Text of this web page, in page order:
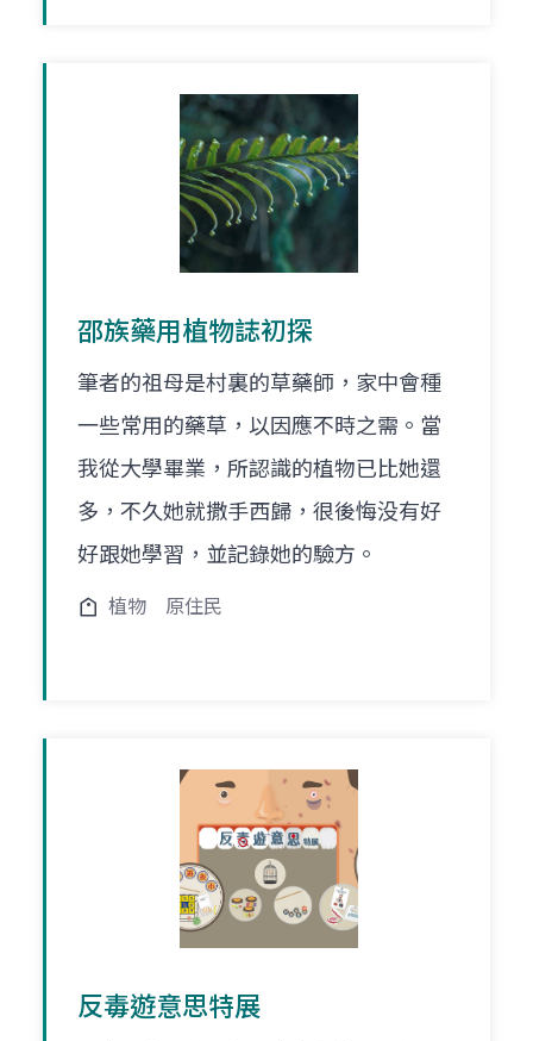
邵族藥用植物誌初探
筆者的祖母是村裏的草藥師，家中會種
一些常用的藥草，以因應不時之需。當
我從大學畢業，所認識的植物已比她還
多，不久她就撒手西歸，很後悔没有好
好跟她學習，並記錄她的驗方。
植物 原住民
反毒遊意思特展